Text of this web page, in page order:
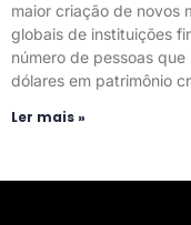
maior criação de novos
globais de instituições
número de pessoas
dólares em patrimônio
Ler mais »